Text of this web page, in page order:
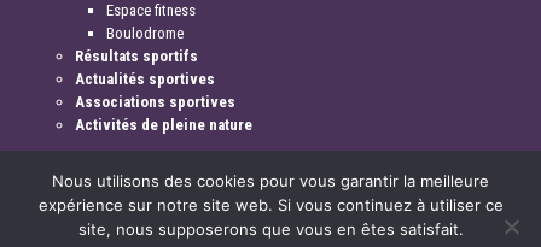
Espace fitness
Boulodrome
Résultats sportifs
Actualités sportives
Associations sportives
Activités de pleine nature
Nous utilisons des cookies pour vous garantir la meilleure
expérience sur notre site web. Si vous continuez à utiliser ce
site, nous supposerons que vous en êtes satisfait.